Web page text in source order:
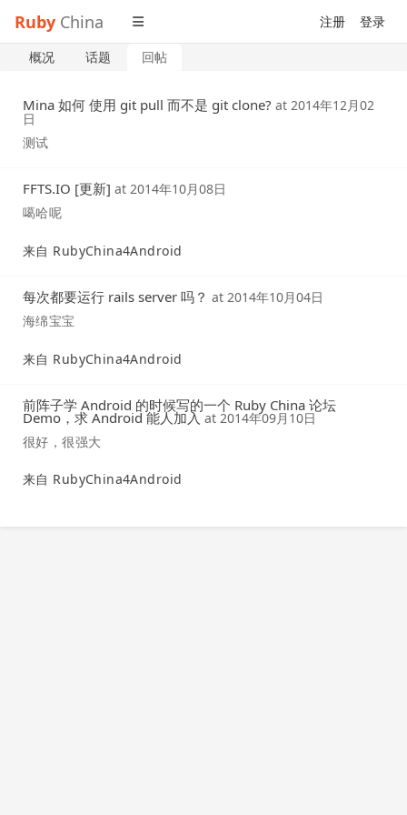
Ruby China 注册 登录
概况 话题 回帖
Mina 如何 使用 git pull 而不是 git clone? at 2014年12月02
日
测试
FFTS.IO [更新] at 2014年10月08日
噶哈呢
来自 RubyChina4Android
每次都要运行 rails server 吗？ at 2014年10月04日
海绵宝宝
来自 RubyChina4Android
前阵子学 Android 的时候写的一个 Ruby China 论坛
Demo，求 Android 能人加入 at 2014年09月10日
很好，很强大
来自 RubyChina4Android